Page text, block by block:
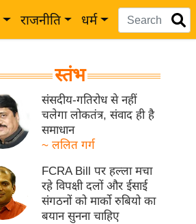
राजनीति धर्म
स्तंभ
संसदीय-गतिरोध से नहीं
चलेगा लोकतंत्र, संवाद ही है
समाधान
~ ललित गर्ग
FCRA Bill पर हल्ला मचा
रहे विपक्षी दलों और ईसाई
संगठनों को मार्को रुबियो का
बयान सुनना चाहिए